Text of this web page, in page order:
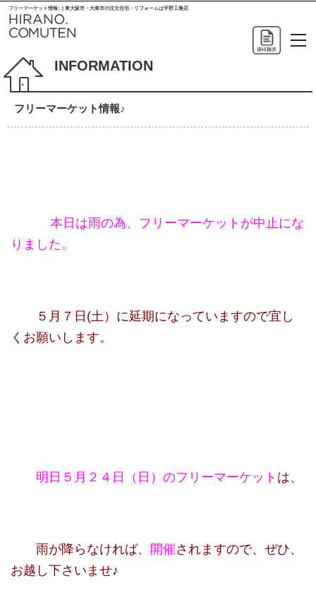
フリーマーケット情報♪ | 東大阪市・大東市の注文住宅・リフォームは平野工務店
INFORMATION
フリーマーケット情報♪
本日は雨の為、フリーマーケットが中止にな
りました。
５月７日(土）に延期になっていますので宜し
くお願いします。
明日５月２４日（日）のフリーマーケット は、
雨が降らなければ、 開催されますので、ぜひ、
お越し下さいませ♪